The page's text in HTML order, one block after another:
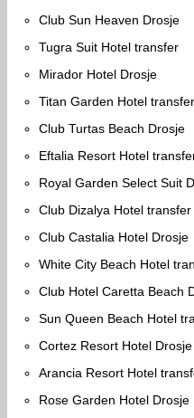
Club Sun Heaven Drosje
Tugra Suit Hotel transfer
Mirador Hotel Drosje
Titan Garden Hotel transfer
Club Turtas Beach Drosje
Eftalia Resort Hotel
Royal Garden Select Suit
Club Dizalya Hotel transfer
Club Castalia Hotel Drosje
White City Beach Hotel
Club Hotel Caretta Beach
Sun Queen Beach Hotel
Cortez Resort Hotel Drosje
Arancia Resort Hotel
Rose Garden Hotel Drosje